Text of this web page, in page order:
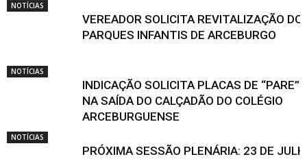
NOTÍCIAS
VEREADOR SOLICITA REVITALIZAÇÃO
PARQUES INFANTIS DE ARCEBURGO
NOTÍCIAS
INDICAÇÃO SOLICITA PLACAS DE “PARE”
NA SAÍDA DO CALÇADÃO DO COLÉGIO
ARCEBURGUENSE
NOTÍCIAS
PRÓXIMA SESSÃO PLENÁRIA: 23 DE